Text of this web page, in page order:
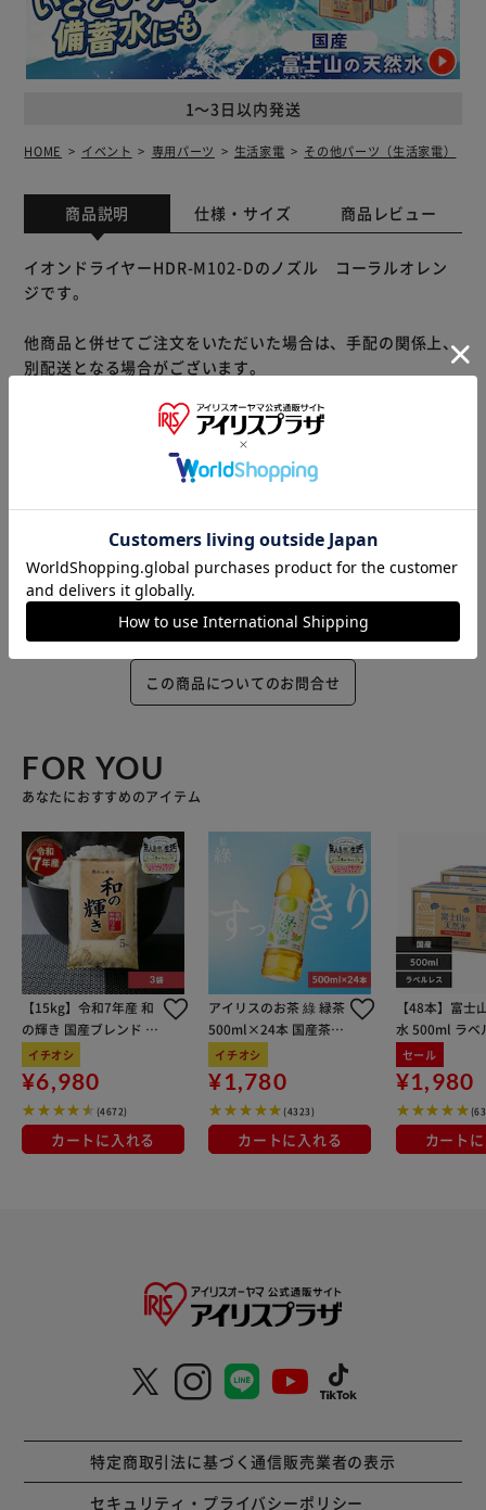
1～3日以内発送
HOME イベント 専用パーツ 生活家電 その他パーツ（生活家電）
商品説明 仕様・サイズ 商品レビュー
イオンドライヤーHDR-M102-Dのノズル コーラルオレン
ジです。
他商品と併せてご注文をいただいた場合は、手配の関係上、
別配送となる場合がございます。
※製品は予告なく仕様を変更する場合がございます。あらか
じめご了承ください。
この商品についてのお問合せ
FOR YOU
あなたにおすすめのアイテム
【15kg】令和7年産 和
の輝き 国産ブレンド 5
kg×3袋
イチオシ
¥6,980
(4672)
カートに入れる
アイリスのお茶 綠 緑茶
500ml×24本 国産茶葉
100％使用
イチオシ
¥1,780
(4323)
カートに入れる
【48本】富士
水 500ml ラベ
セール
¥1,980
カート
特定商取引法に基づく通信販売業者の表示
セキュリティ・プライバシーポリシー